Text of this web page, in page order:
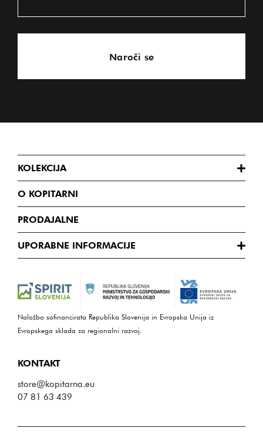
Naroči se
KOLEKCIJA
O KOPITARNI
PRODAJALNE
UPORABNE INFORMACIJE
Naložbo sofinancirata Republika Slovenija in Evropska Unija iz
Evropskega sklada za regionalni razvoj.
KONTAKT
store@kopitarna.eu
07 81 63 439